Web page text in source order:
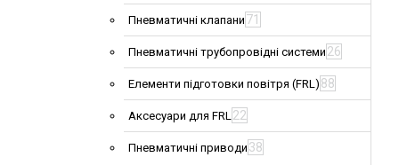
Пневматичні клапани 71
Пневматичні трубопровідні системи 26
Елементи підготовки повітря (FRL) 88
Аксесуари для FRL22
Пневматичні приводи 38